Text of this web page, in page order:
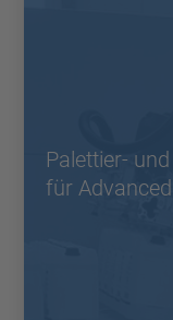
Palettier-
für